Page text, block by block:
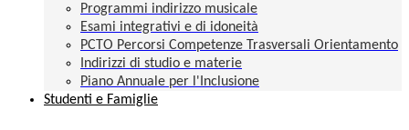
Programmi indirizzo musicale
Esami integrativi e di idoneità
PCTO Percorsi Competenze Trasversali Orientamento
Indirizzi di studio e materie
Piano Annuale per l'Inclusione
Studenti e Famiglie